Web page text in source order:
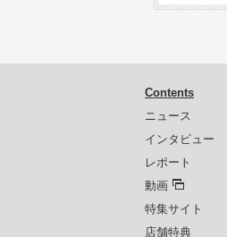
Contents
ニュース
インタビュー
レポート
動画
特集サイト
店舗特典